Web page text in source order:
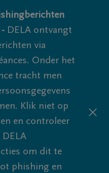
DELA ontvangt
via
Onder het
tracht men
Klik niet op
en controleer
om dit te
phishing en